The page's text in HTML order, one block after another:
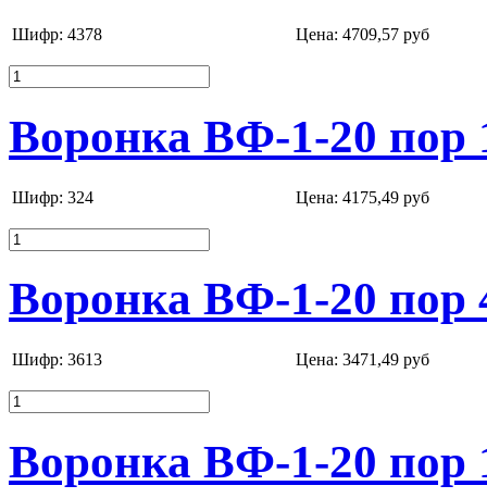
Шифр: 4378 Цена: 4709,57 руб
Воронка ВФ-1-20
Шифр: 324 Цена: 4175,49 руб
Воронка ВФ-1-20 пор
Шифр: 3613 Цена: 3471,49 руб
Воронка ВФ-1-20 пор